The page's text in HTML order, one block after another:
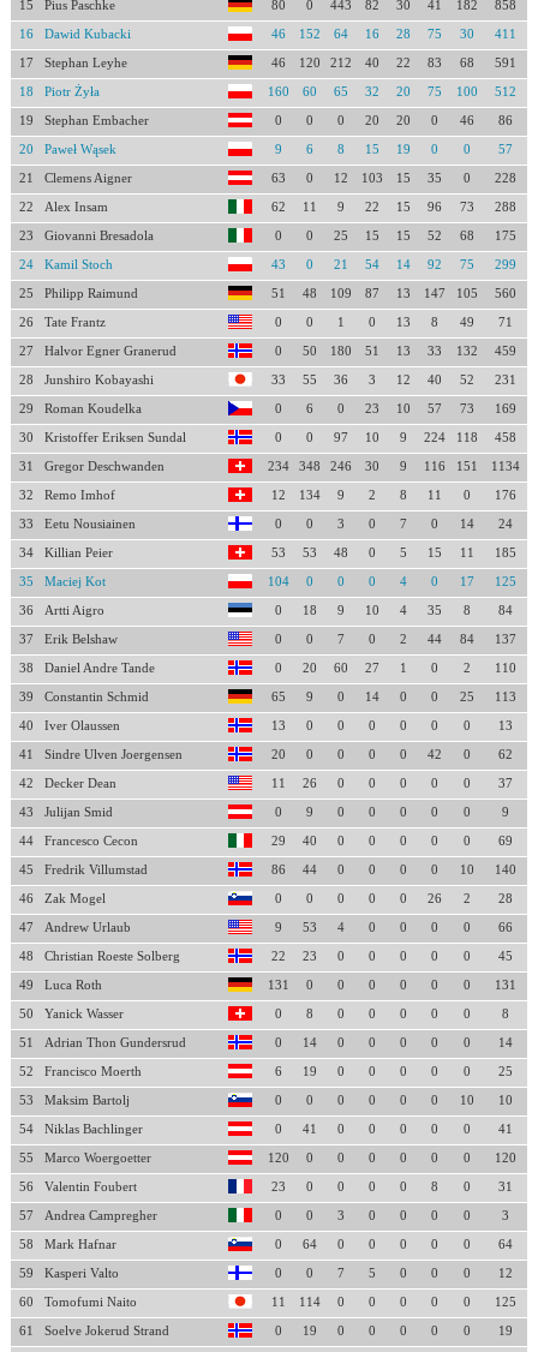
15 Pius Paschke 80 0 443 82 30 41 182 858
16 Dawid Kubacki 46 152 64 16 28 75 30 411
17 Stephan Leyhe 46 120 212 40 22 83 68 591
18 Piotr Żyła 160 60 65 32 20 75 100 512
19 Stephan Embacher 0 0 0 20 20 0 46 86
20 Paweł Wąsek 9 6 8 15 19 0 0 57
21 Clemens Aigner 63 0 12 103 15 35 0 228
22 Alex Insam 62 11 9 22 15 96 73 288
23 Giovanni Bresadola 0 0 25 15 15 52 68 175
24 Kamil Stoch 43 0 21 54 14 92 75 299
25 Philipp Raimund 51 48 109 87 13 147 105 560
26 Tate Frantz 0 0 1 0 13 8 49 71
27 Halvor Egner Granerud 0 50 180 51 13 33 132 459
28 Junshiro Kobayashi 33 55 36 3 12 40 52 231
29 Roman Koudelka 0 6 0 23 10 57 73 169
30 Kristoffer Eriksen Sundal 0 0 97 10 9 224 118 458
31 Gregor Deschwanden 234 348 246 30 9 116 151 1134
32 Remo Imhof 12 134 9 2 8 11 0 176
33 Eetu Nousiainen 0 0 3 0 7 0 14 24
34 Killian Peier 53 53 48 0 5 15 11 185
35 Maciej Kot 104 0 0 0 4 0 17 125
36 Artti Aigro 0 18 9 10 4 35 8 84
37 Erik Belshaw 0 0 7 0 2 44 84 137
38 Daniel Andre Tande 0 20 60 27 1 0 2 110
39 Constantin Schmid 65 9 0 14 0 0 25 113
40 Iver Olaussen 13 0 0 0 0 0 0 13
41 Sindre Ulven Joergensen 20 0 0 0 0 42 0 62
42 Decker Dean 11 26 0 0 0 0 0 37
43 Julijan Smid 0 9 0 0 0 0 0 9
44 Francesco Cecon 29 40 0 0 0 0 0 69
45 Fredrik Villumstad 86 44 0 0 0 0 10 140
46 Zak Mogel 0 0 0 0 0 26 2 28
47 Andrew Urlaub 9 53 4 0 0 0 0 66
48 Christian Roeste Solberg 22 23 0 0 0 0 0 45
49 Luca Roth 131 0 0 0 0 0 0 131
50 Yanick Wasser 0 8 0 0 0 0 0 8
51 Adrian Thon Gundersrud 0 14 0 0 0 0 0 14
52 Francisco Moerth 6 19 0 0 0 0 0 25
53 Maksim Bartolj 0 0 0 0 0 0 10 10
54 Niklas Bachlinger 0 41 0 0 0 0 0 41
55 Marco Woergoetter 120 0 0 0 0 0 0 120
56 Valentin Foubert 23 0 0 0 0 8 0 31
57 Andrea Campregher 0 0 3 0 0 0 0 3
58 Mark Hafnar 0 64 0 0 0 0 0 64
59 Kasperi Valto 0 0 7 5 0 0 0 12
60 Tomofumi Naito 11 114 0 0 0 0 0 125
61 Soelve Jokerud Strand 0 19 0 0 0 0 0 19